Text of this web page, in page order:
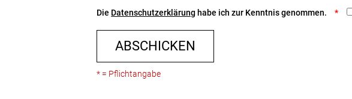
Die Datenschutzerklärung habe ich zur Kenntnis genommen.
ABSCHICKEN
* = Pflichtangabe